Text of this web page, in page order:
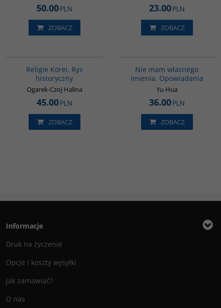
50.00PLN
ZOBACZ
23.00PLN
ZOBACZ
Religie Korei. Rys
historyczny
Ogarek-Czoj Halina
45.00PLN
ZOBACZ
Nie mam własnego
imienia. Opowiadania
Yu Hua
36.00PLN
ZOBACZ
Informacje
Druk na życzenie
Opcje i koszty wysyłki
Jak zamawiać?
O nas